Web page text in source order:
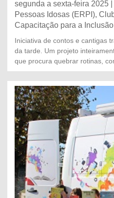
segunda a sexta-feira 2025
Pessoas Idosas (ERPI),
Capacitação para a
Iniciativa de contos e cantigas
da tarde. Um projeto
que procura quebrar rotinas,